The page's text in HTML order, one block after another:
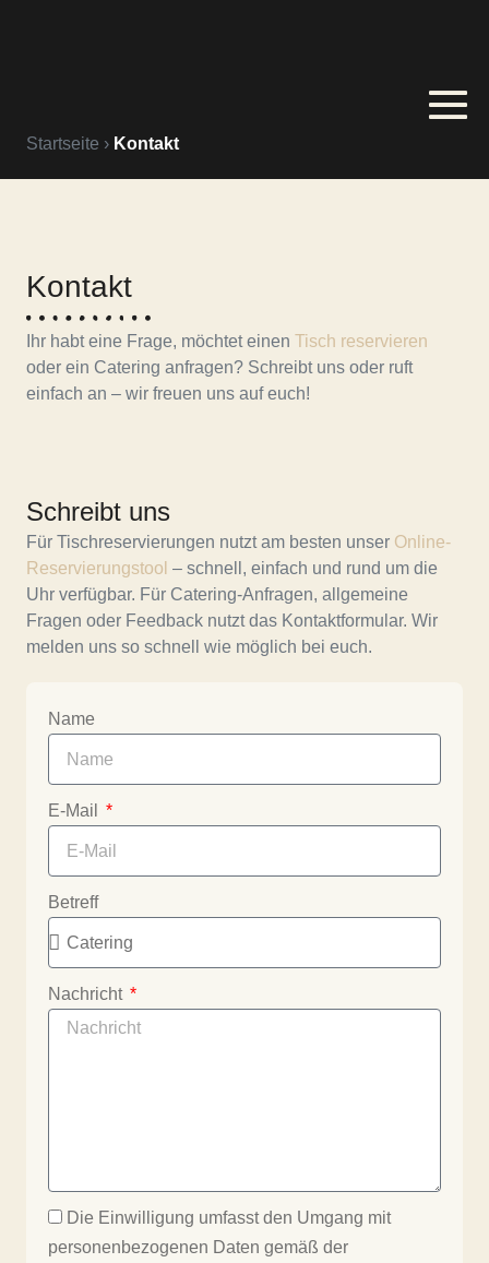
Startseite › Kontakt
Kontakt
Ihr habt eine Frage, möchtet einen Tisch reservieren
oder ein Catering anfragen? Schreibt uns oder ruft
einfach an – wir freuen uns auf euch!
Schreibt uns
Für Tischreservierungen nutzt am besten unser Online-
Reservierungstool – schnell, einfach und rund um die
Uhr verfügbar. Für Catering-Anfragen, allgemeine
Fragen oder Feedback nutzt das Kontaktformular. Wir
melden uns so schnell wie möglich bei euch.
Name
E-Mail
Betreff
Nachricht
Die Einwilligung umfasst den Umgang mit
personenbezogenen Daten gemäß der